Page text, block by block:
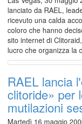
lanciato da RAEL,
ricevuto una calda
coloro che hanno
sito internet di
lucro che organizza la
RAEL lancia
clitoride» per
mutilazioni
Martedì 16 maggio